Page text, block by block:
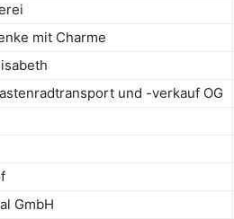
mit Charme
und -verkauf OG
GmbH